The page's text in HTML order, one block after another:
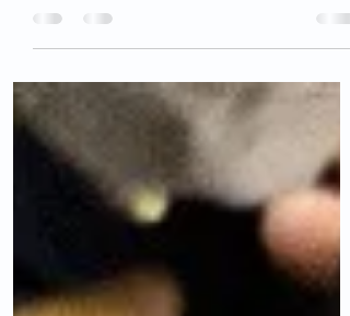
afastamento do serviço por violência